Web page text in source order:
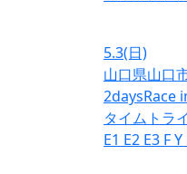
5.3(日)
山口県山口
2daysRace
タイムトラ
E1 E2 E3 FY